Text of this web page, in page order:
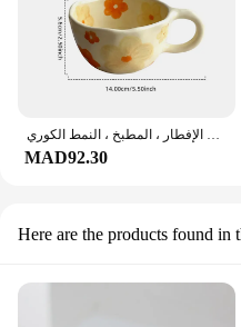
أقداح قهوة مصنوعة من السيراميك غير منتظمة على شكل زهرة يدوية ، كوب شاي حليب إنس ، كوب إفطار الشوفان ، أدوات تحضير الإفطار ، المطبخ ، النمط الكوري
MAD92.30
Here are the products found in